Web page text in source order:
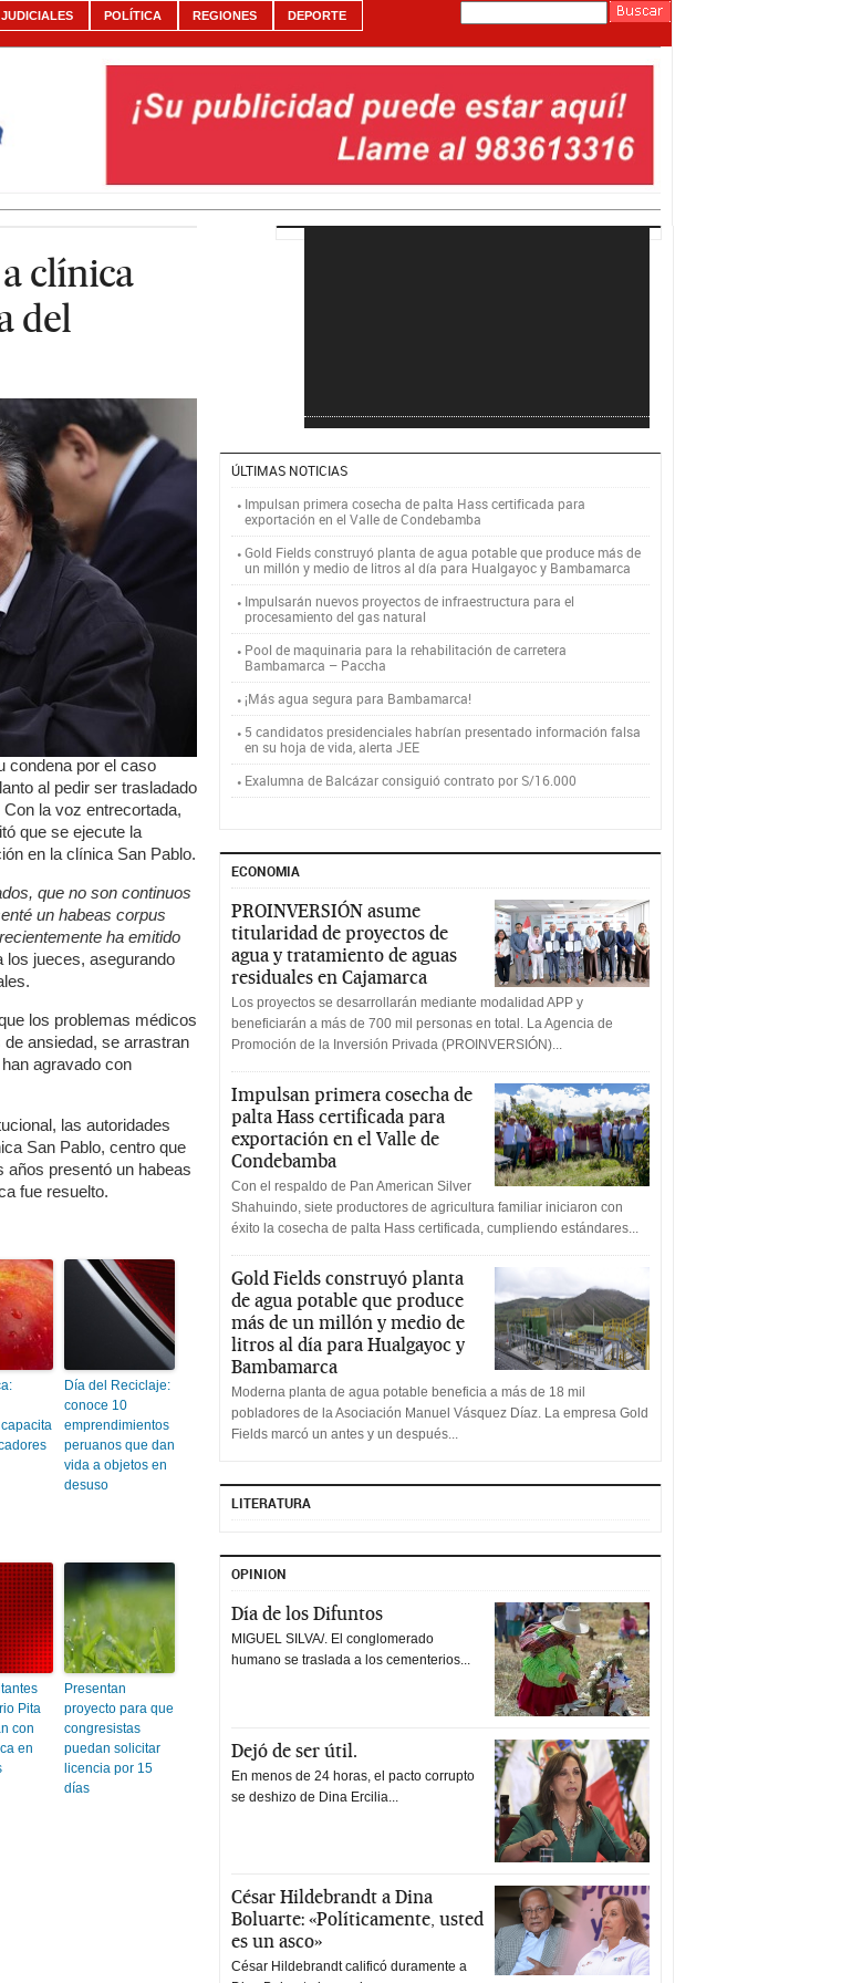
JUDICIALES POLÍTICA REGIONES
DEPORTE
clínica
del
condena por el caso
al pedir ser trasladado
la voz entrecortada,
que se ejecute la
en la clínica San Pablo.
que no son continuos
un habeas corpus
ha emitido
los jueces, asegurando
los problemas médicos
ansiedad, se arrastran
agravado con
las autoridades
San Pablo, centro que
años presentó un habeas
fue resuelto.
Día del Reciclaje:
conoce 10
emprendimientos
peruanos que dan
vida a objetos en
desuso
Pita
con
en
Presentan
proyecto para que
congresistas
puedan solicitar
licencia por 15
días
ÚLTIMAS NOTICIAS
Impulsan primera cosecha de palta Hass certificada para
exportación en el Valle de Condebamba
Gold Fields construyó planta de agua potable que produce más de
un millón y medio de litros al día para Hualgayoc y Bambamarca
Impulsarán nuevos proyectos de infraestructura para el
procesamiento del gas natural
Pool de maquinaria para la rehabilitación de carretera
Bambamarca – Paccha
¡Más agua segura para Bambamarca!
5 candidatos presidenciales habrían presentado información falsa
en su hoja de vida, alerta JEE
Exalumna de Balcázar consiguió contrato por S/16.000
ECONOMIA
PROINVERSIÓN asume
titularidad de proyectos de
agua y tratamiento de aguas
residuales en Cajamarca
Los proyectos se desarrollarán mediante modalidad APP y
beneficiarán a más de 700 mil personas en total. La Agencia de
Promoción de la Inversión Privada (PROINVERSIÓN)...
Impulsan primera cosecha de
palta Hass certificada para
exportación en el Valle de
Condebamba
Con el respaldo de Pan American Silver
Shahuindo, siete productores de agricultura familiar iniciaron con
éxito la cosecha de palta Hass certificada, cumpliendo estándares...
Gold Fields construyó planta
de agua potable que produce
más de un millón y medio de
litros al día para Hualgayoc y
Bambamarca
Moderna planta de agua potable beneficia a más de 18 mil
pobladores de la Asociación Manuel Vásquez Díaz. La empresa Gold
Fields marcó un antes y un después...
LITERATURA
OPINION
Día de los Difuntos
MIGUEL SILVA/. El conglomerado
humano se traslada a los cementerios...
Dejó de ser útil.
En menos de 24 horas, el pacto corrupto
se deshizo de Dina Ercilia...
César Hildebrandt a Dina
Boluarte: «Políticamente, usted
es un asco»
César Hildebrandt calificó duramente a